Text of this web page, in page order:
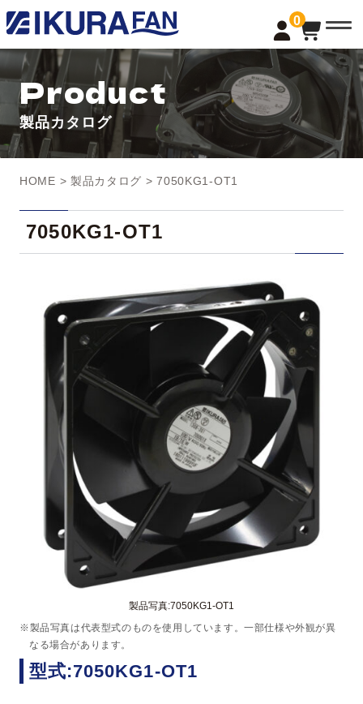
0
t
o
g
l
e
a
v
i
g
a
n
Product
製品カタログ
HOME > 製品カタログ > 7050KG1-OT1
7050KG1-OT1
製品写真:7050KG1-OT1
※製品写真は代表型式のものを使用しています。一部仕様や外観が異
なる場合があります。
型式:7050KG1-OT1